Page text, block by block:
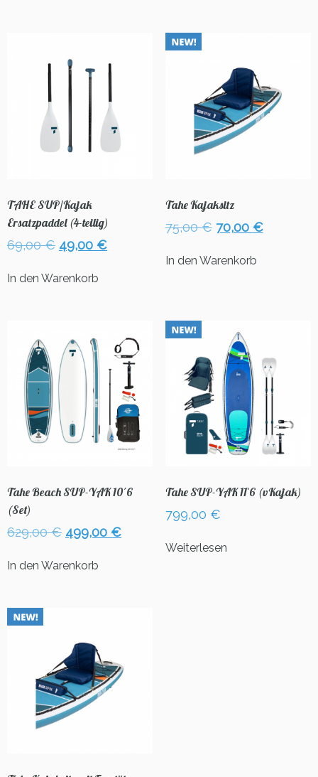
TAHE SUP/Kajak
Ersatzpaddel (4-teilig)
69,00€ Ursprünglicher
war:
49,00 €Aktueller
In den Warenkorb
Tahe Kajaksitz
75,00€ Ursprünglicher
war:
70,00 €Aktueller
In den Warenkorb
Tahe Beach SUP-YAK 10´6
(Set)
629,00€ Ursprünglicher
war:
499,00 €Aktueller
In den Warenkorb
Tahe SUP-YAK 11`6 (vKajak)
799,00 €
Weiterlesen